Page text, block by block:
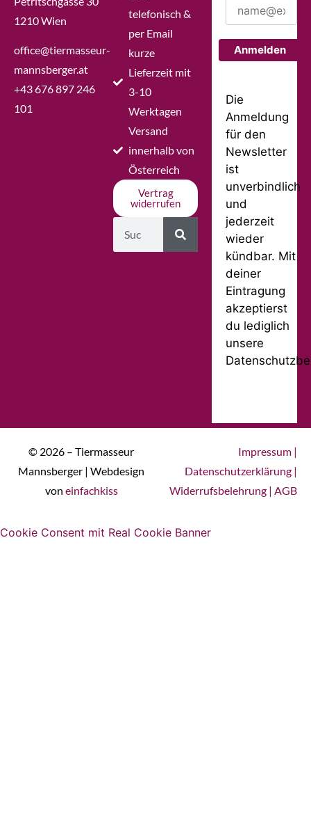
1210 Wien
office@tiermasseur-
mannsberger.at
+43 676 897 246
101
telefonisch &
per Email
kurze
Lieferzeit mit
3-10
Werktagen
Versand
innerhalb von
Österreich
Vertrag
widerrufen
Anmelden
Die
Anmeldung
für den
Newsletter
ist
unverbindlich
und
jederzeit
wieder
kündbar. Mit
deiner
Eintragung
akzeptierst
du lediglich
unsere
© 2026 – Tiermasseur
Mannsberger | Webdesign
von einfachkiss
Impressum |
Datenschutzerklärung |
Widerrufsbelehrung | AGB
Cookie Consent mit Real Cookie Banner